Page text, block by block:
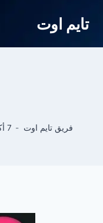
تايم اوت
فريق تايم اوت 7 أكتوبر، 2023